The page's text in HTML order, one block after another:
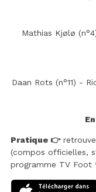
Mathias Kjølø
Daan Rots (n°11) -
Pratique 👉
(compos officielles,
programme TV Foot